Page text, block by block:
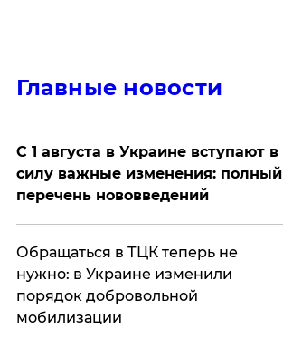
Главные новости
С 1 августа в Украине вступают в
силу важные изменения: полный
перечень нововведений
Обращаться в ТЦК теперь не
нужно: в Украине изменили
порядок добровольной
мобилизации